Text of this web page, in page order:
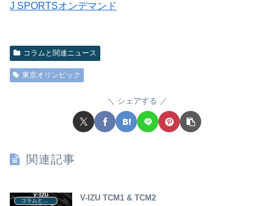
J SPORTSオンデマンド
コラムと関連ニュース
東京オリンピック
シェアする
関連記事
V-IZU TCM1 & TCM2